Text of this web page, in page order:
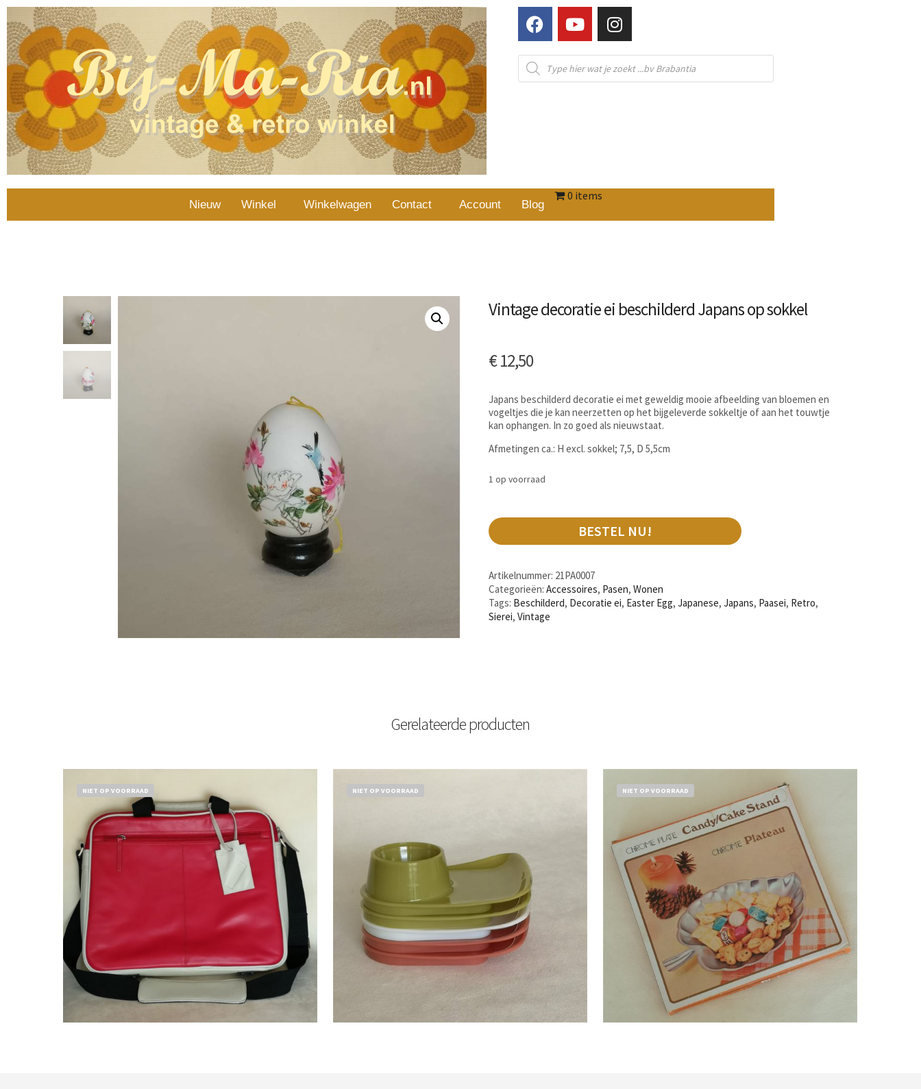
Nieuw Winkel Winkelwagen Contact Account Blog
0 items
Vintage decoratie ei beschilderd Japans op sokkel
€12,50
Japans beschilderd decoratie ei met geweldig mooie afbeelding van bloemen en
vogeltjes die je kan neerzetten op het bijgeleverde sokkeltje of aan het touwtje
kan ophangen. In zo goed als nieuwstaat.
Afmetingen ca.: H excl. sokkel; 7,5, D 5,5cm
1 op voorraad
BESTEL NU!
Artikelnummer: 21PA0007
Categorieën:Accessoires, Pasen,Wonen
Tags: Beschilderd, Decoratie ei, Easter Egg,Japanese,Japans, Paasei, Retro,
Sierei,Vintage
Gerelateerde producten
NIET OP VOORRAAD NIET OP VOORRAAD NIET OP VOORRAAD